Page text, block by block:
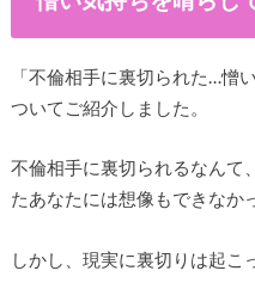
「不倫相手に裏切られた…憎
ついてご紹介しました。
不倫相手に裏切られるなんて
たあなたには想像もできなか
しかし、現実に裏切りは起こ